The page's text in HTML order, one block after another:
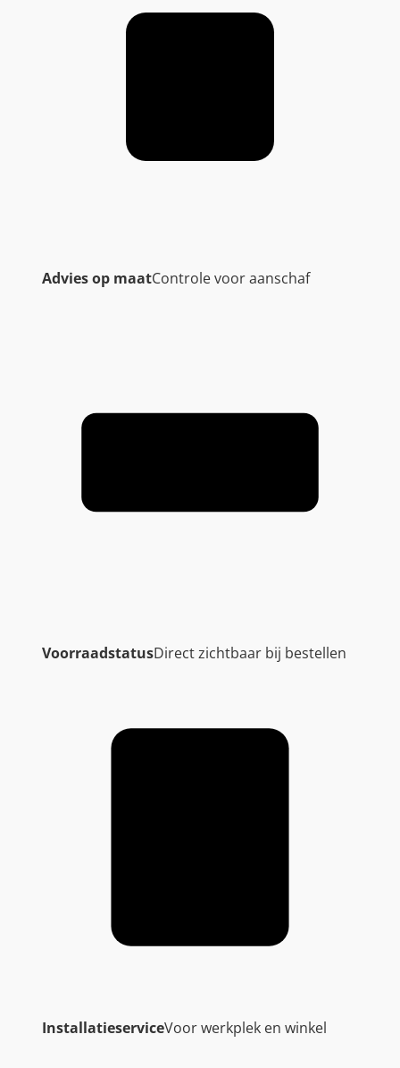
Advies op maatControle voor aanschaf
VoorraadstatusDirect zichtbaar bij bestellen
InstallatieserviceVoor werkplek en winkel